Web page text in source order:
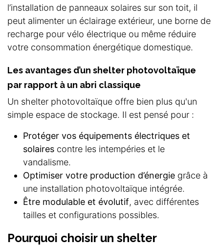
l’installation de panneaux solaires sur son toit, il
peut alimenter un éclairage extérieur, une borne de
recharge pour vélo électrique ou même réduire
votre consommation énergétique domestique.
Les avantages d’un shelter photovoltaïque
par rapport à un abri classique
Un shelter photovoltaïque offre bien plus qu'un
simple espace de stockage. Il est pensé pour :
Protéger vos équipements électriques et
solaires contre les intempéries et le
vandalisme.
Optimiser votre production d’énergie grâce à
une installation photovoltaïque intégrée.
Être modulable et évolutif, avec différentes
tailles et configurations possibles.
Pourquoi choisir un shelter